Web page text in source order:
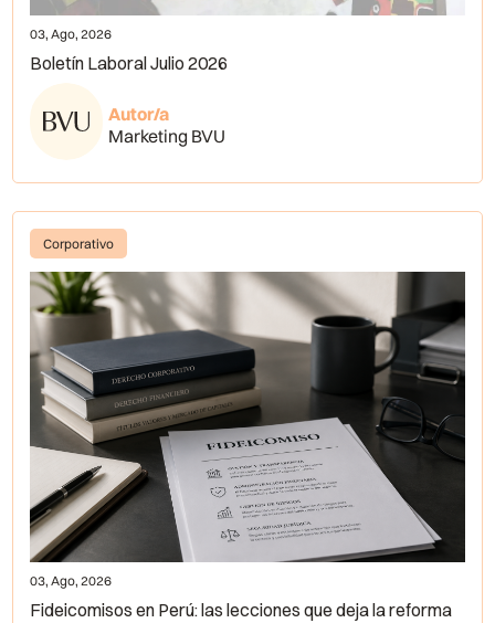
03, Ago, 2026
Boletín Laboral Julio 2026
Autor/a
Marketing BVU
Corporativo
03, Ago, 2026
Fideicomisos en Perú: las lecciones que deja la reforma